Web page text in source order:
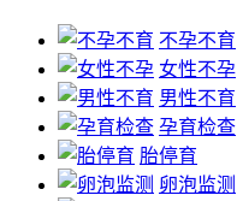
不孕不育
女性不孕
男性不育
孕育检查
胎停育
卵泡监测